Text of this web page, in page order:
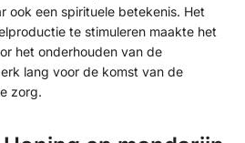
ook een spirituele betekenis. Het
te stimuleren maakte het
het onderhouden van de
lang voor de komst van de
zorg.